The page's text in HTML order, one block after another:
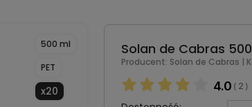
500 ml
PET
x20
Solan de Cabras
Producent: Solan de Cabras |
4.0 ( 2 )